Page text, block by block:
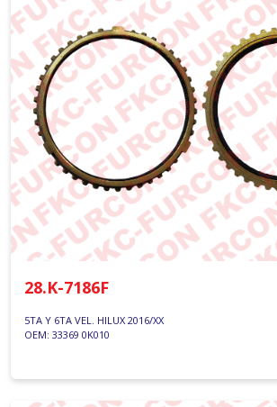
28.K-7186F
5TA Y 6TA VEL. HILUX 2016/XX
OEM: 33369 0K010